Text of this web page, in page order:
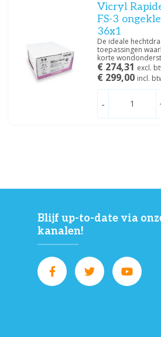
Vicryl
FS-3
36x1
De ideale
toepassingen
korte
€ 274,31 excl.
€ 299,00 incl.
-
Blijf up-to-date via
kanalen!